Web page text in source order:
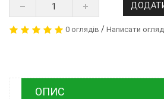
0 оглядів / Написати огляд
ОПИС